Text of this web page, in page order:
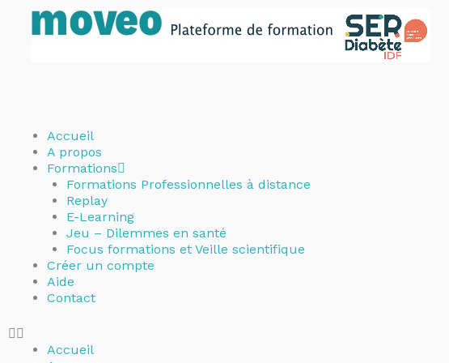
contenu
Accueil
A propos
Formations
Formations Professionnelles à distance
Replay
E-Learning
Jeu – Dilemmes en santé
Focus formations et Veille scientifique
Créer un compte
Aide
Contact
Accueil